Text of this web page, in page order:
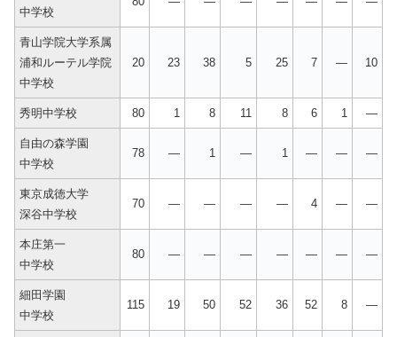
中学校
青山学院大学系属
浦和ルーテル学院
中学校
20 23 38 5 25 7 — 10
秀明中学校 80 1 8 11 8 6 1 —
自由の森学園
中学校
78 — 1 — 1 — — —
東京成徳大学
深谷中学校
70 — — — — 4 — —
本庄第一
中学校
80 — — — — — — —
細田学園
中学校
115 19 50 52 36 52 8 —